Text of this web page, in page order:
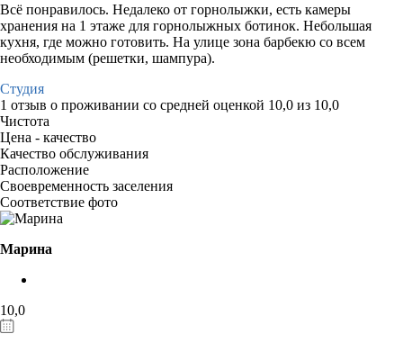
Всё понравилось. Недалеко от горнолыжки, есть камеры
хранения на 1 этаже для горнолыжных ботинок. Небольшая
кухня, где можно готовить. На улице зона барбекю со всем
необходимым (решетки, шампура).
Студия
1 отзыв о проживании со средней оценкой 10,0 из 10,0
Чистота
Цена - качество
Качество обслуживания
Расположение
Своевременность заселения
Соответствие фото
Марина
10,0